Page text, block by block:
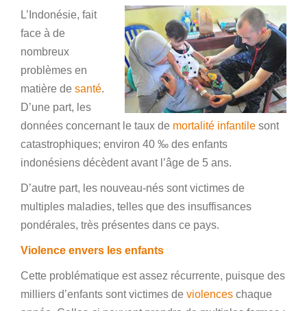
L’Indonésie, fait
face à de
nombreux
problèmes en
matière de santé.
D’une part, les
données concernant le taux de mortalité infantile sont
catastrophiques; environ 40 ‰ des enfants
indonésiens décèdent avant l’âge de 5 ans.
D’autre part, les nouveau-nés sont victimes de
multiples maladies, telles que des insuffisances
pondérales, très présentes dans ce pays.
Violence envers les enfants
Cette problématique est assez récurrente, puisque des
milliers d’enfants sont victimes de violences chaque